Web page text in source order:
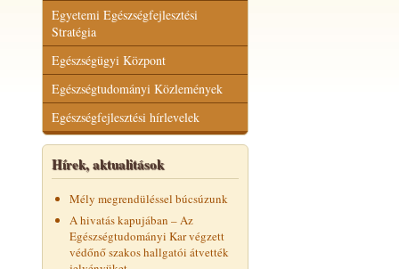
Egyetemi Egészségfejlesztési
Stratégia
Egészségügyi Központ
Egészségtudományi Közlemények
Egészségfejlesztési hírlevelek
Hírek, aktualitások
Mély megrendüléssel búcsúzunk
A hivatás kapujában – Az
Egészségtudományi Kar végzett
védőnő szakos hallgatói átvették